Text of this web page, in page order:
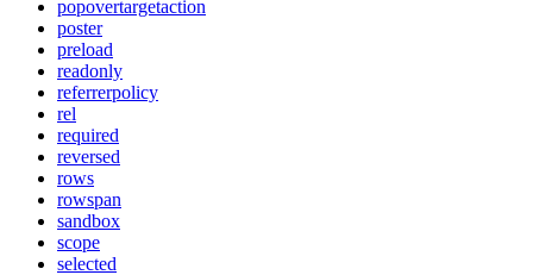
popovertargetaction
poster
preload
readonly
referrerpolicy
rel
required
reversed
rows
rowspan
sandbox
scope
selected